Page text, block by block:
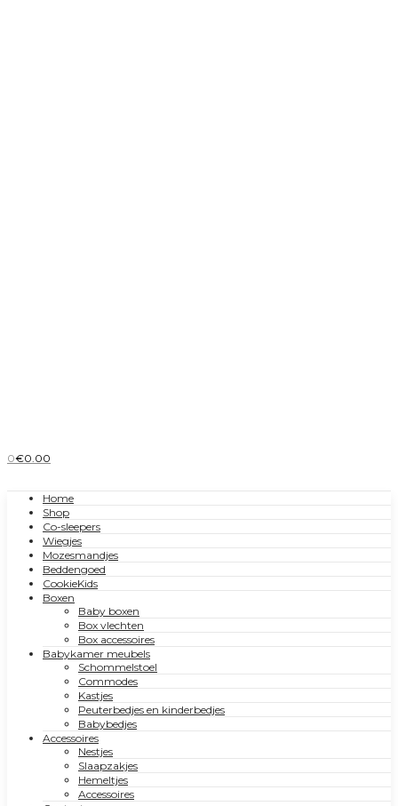
0€0.00
Home
Shop
Co-sleepers
Wiegjes
Mozesmandjes
Beddengoed
CookieKids
Boxen
Baby boxen
Box vlechten
Box accessoires
Babykamer meubels
Schommelstoel
Commodes
Kastjes
Peuterbedjes en kinderbedjes
Babybedjes
Accessoires
Nestjes
Slaapzakjes
Hemeltjes
Accessoires